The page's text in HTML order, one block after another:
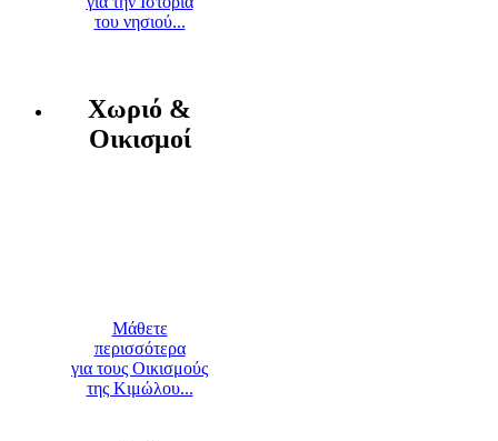
του νησιού...
Χωριό &
Οικισμοί
Μάθετε
περισσότερα
για τους Οικισμούς
της Κιμώλου...